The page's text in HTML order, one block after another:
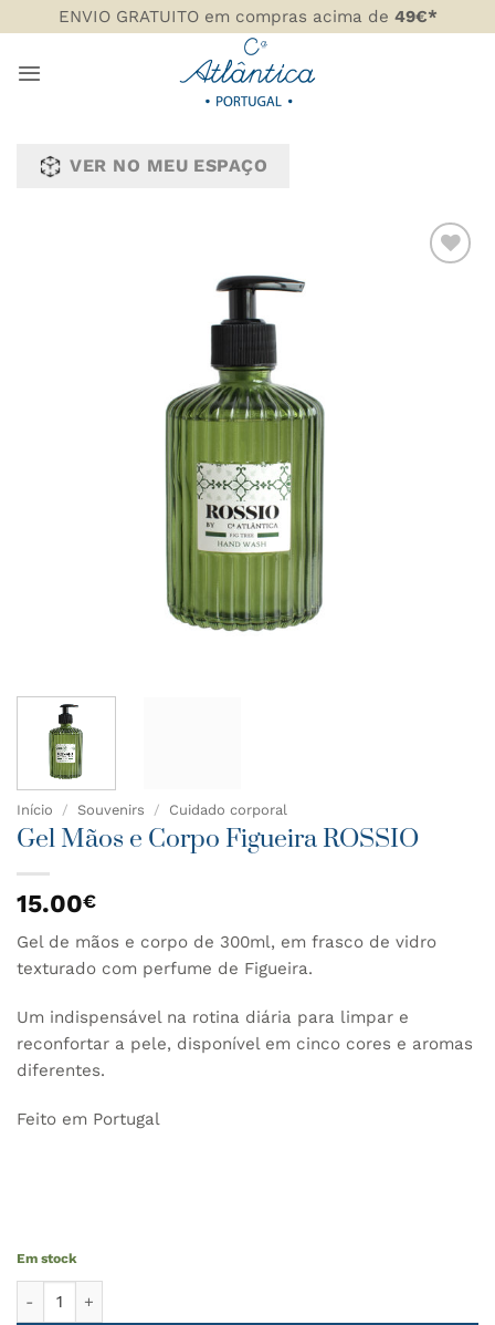
to
content
ENVIO GRATUITO em compras acima de 49€*
VER NO MEU ESPAÇO
Início / Souvenirs / Cuidado corporal
Gel Mãos e Corpo Figueira ROSSIO
15.00€
Gel de mãos e corpo de 300ml, em frasco de vidro
texturado com perfume de Figueira.
Um indispensável na rotina diária para limpar e
reconfortar a pele, disponível em cinco cores e aromas
diferentes.
Feito em Portugal
Em stock